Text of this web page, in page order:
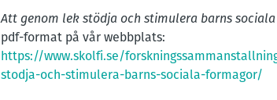
Att genom lek stödja och stimulera barns
pdf-format på vår webbplats:
https://www.skolfi.se/
stodja-och-stimulera-barns-sociala-formagor/